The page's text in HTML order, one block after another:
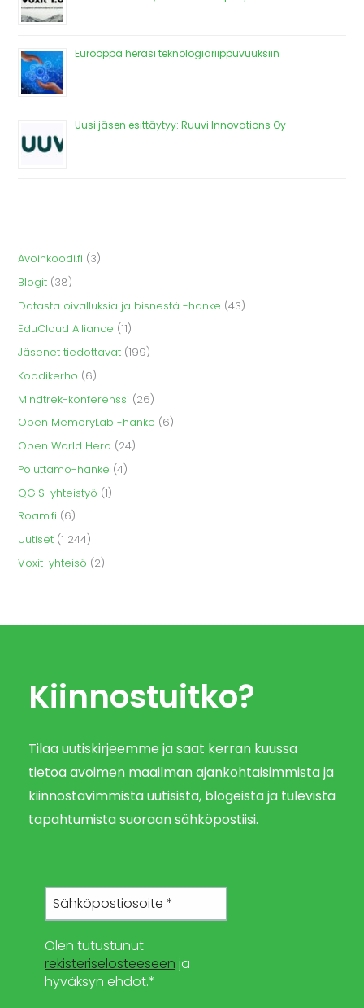
Eurooppa heräsi teknologiariippuvuuksiin
Uusi jäsen esittäytyy: Ruuvi Innovations Oy
Avoinkoodi.fi (3)
Blogit (38)
Datasta oivalluksia ja bisnestä -hanke (43)
EduCloud Alliance (11)
Jäsenet tiedottavat (199)
Koodikerho (6)
Mindtrek-konferenssi (26)
Open MemoryLab -hanke (6)
Open World Hero (24)
Poluttamo-hanke (4)
QGIS-yhteistyö (1)
Roam.fi (6)
Uutiset (1 244)
Voxit-yhteisö (2)
Kiinnostuitko?
Tilaa uutiskirjeemme ja saat kerran kuussa
tietoa avoimen maailman ajankohtaisimmista ja
kiinnostavimmista uutisista, blogeista ja tulevista
tapahtumista suoraan sähköpostiisi.
Olen tutustunut
rekisteriselosteeseen ja
hyväksyn ehdot.*